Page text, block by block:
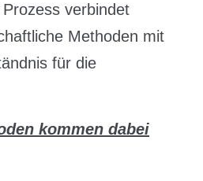
verbindet
Methoden mit
für die
kommen dabei